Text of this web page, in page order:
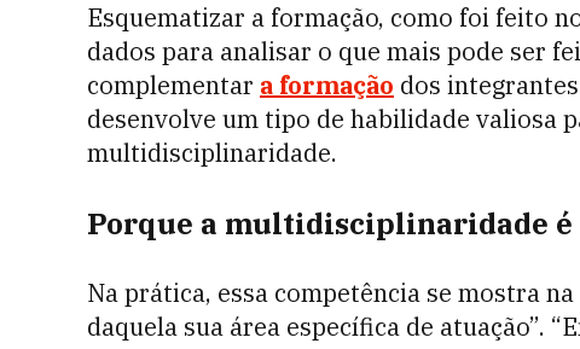
Esquematizar a formação, como foi feito
dados para analisar o que mais pode ser
complementar a formação dos
desenvolve um tipo de habilidade valiosa
multidisciplinaridade.
Porque a multidisciplinaridade é
Na prática, essa competência se mostra
daquela sua área específica de atuação”.